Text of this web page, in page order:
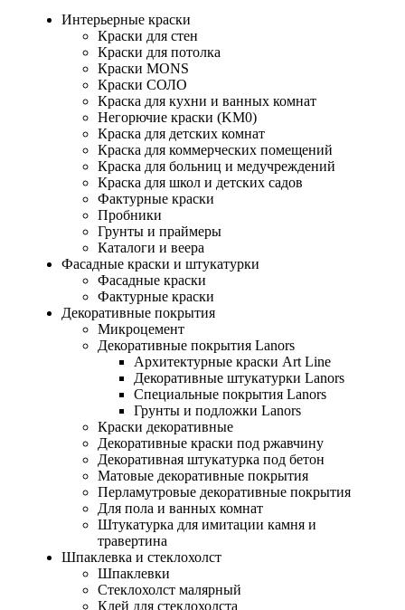
Интерьерные краски
Краски для стен
Краски для потолка
Краски MONS
Краски СОЛО
Краска для кухни и ванных комнат
Негорючие краски (KM0)
Краска для детских комнат
Краска для коммерческих помещений
Краска для больниц и медучреждений
Краска для школ и детских садов
Фактурные краски
Пробники
Грунты и праймеры
Каталоги и веера
Фасадные краски и штукатурки
Фасадные краски
Фактурные краски
Декоративные покрытия
Микроцемент
Декоративные покрытия Lanors
Архитектурные краски Art Line
Декоративные штукатурки Lanors
Специальные покрытия Lanors
Грунты и подложки Lanors
Краски декоративные
Декоративные краски под ржавчину
Декоративная штукатурка под бетон
Матовые декоративные покрытия
Перламутровые декоративные покрытия
Для пола и ванных комнат
Штукатурка для имитации камня и
травертина
Шпаклевка и стеклохолст
Шпаклевки
Стеклохолст малярный
Клей для стеклохолста